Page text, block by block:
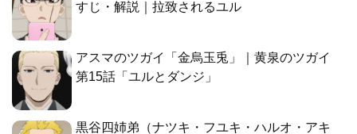
すじ・解説｜拉致されるユル
アスマのツガイ「金烏玉兎」｜黄泉のツガイ
第15話「ユルとダンジ」
黒谷四姉弟（ナツキ・フユキ・ハルオ・アキ